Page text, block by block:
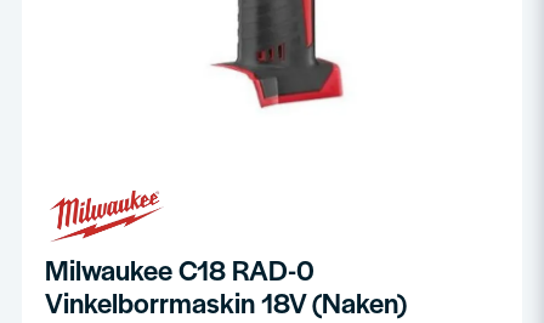
Milwaukee C18 RAD-0
Vinkelborrmaskin 18V (Naken)